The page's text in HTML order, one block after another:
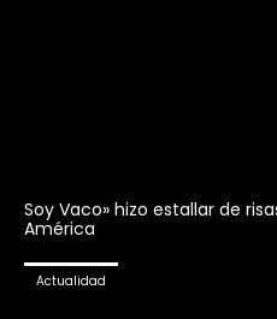
Soy Vaco» hizo estallar de
América
Actualidad